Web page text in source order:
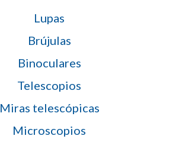
Lupas
Brújulas
Binoculares
Telescopios
Miras telescópicas
Microscopios